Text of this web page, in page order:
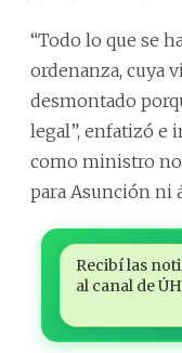
“Todo lo que se
ordenanza, cuya
desmontado
legal”, enfatizó e
como ministro
para Asunción ni
Recibí las
al canal de